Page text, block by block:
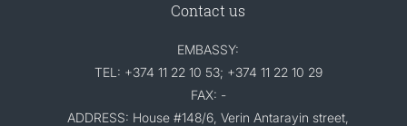
Contact us
EMBASSY:
TEL: +374 11 22 10 53; +374 11 22 10 29
FAX: -
ADDRESS: House #148/6, Verin Antarayin street,